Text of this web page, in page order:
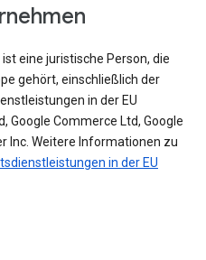
eine juristische Person, die
gehört, einschließlich der
in der EU
Google Commerce Ltd, Google
Inc. Weitere Informationen zu
in der EU